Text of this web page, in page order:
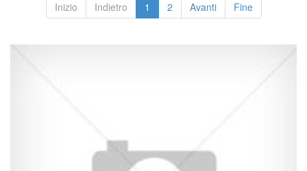
Inizio Indietro 1 2 Avanti Fine